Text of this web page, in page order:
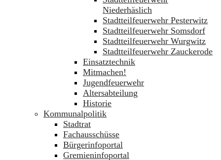
Niederhäslich
Stadtteilfeuerwehr Pesterwitz
Stadtteilfeuerwehr Somsdorf
Stadtteilfeuerwehr Wurgwitz
Stadtteilfeuerwehr Zauckerode
Einsatztechnik
Mitmachen!
Jugendfeuerwehr
Altersabteilung
Historie
Kommunalpolitik
Stadtrat
Fachausschüsse
Bürgerinfoportal
Gremieninfoportal